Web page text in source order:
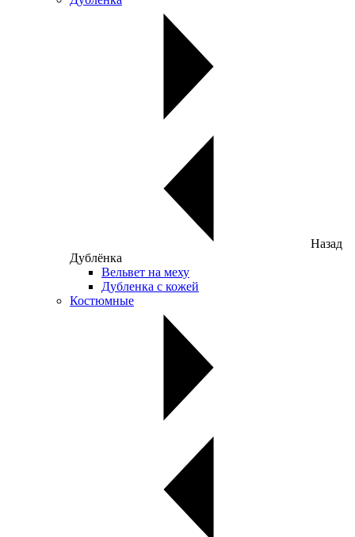
Назад
Дублёнка
Вельвет на меху
Дубленка с кожей
Костюмные